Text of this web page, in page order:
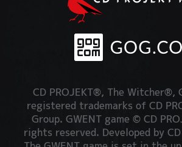
CD PROJEKT®, The Witcher®,
registered trademarks of CD
Group. GWENT game © CD
rights reserved. Developed by CD